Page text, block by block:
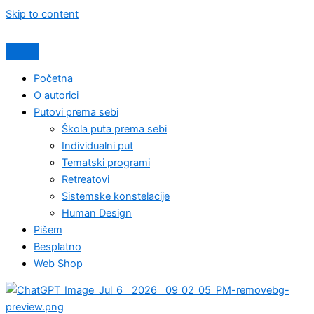
Skip to content
Početna
O autorici
Putovi prema sebi
Škola puta prema sebi
Individualni put
Tematski programi
Retreatovi
Sistemske konstelacije
Human Design
Pišem
Besplatno
Web Shop